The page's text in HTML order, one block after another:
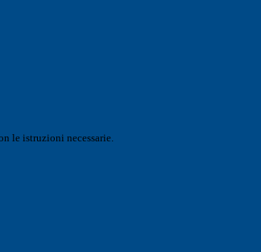
le istruzioni necessarie.